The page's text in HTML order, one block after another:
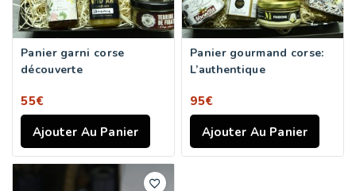
Panier garni corse
découverte
55€
Ajouter Au Panier
Panier gourmand corse:
L’authentique
95€
Ajouter Au Panier